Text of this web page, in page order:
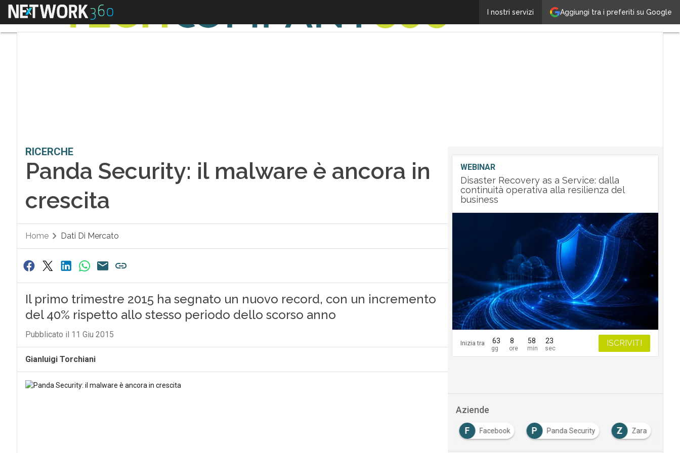
Aggiungi tra i preferiti su Google
I nostri servizi
Menu Panda Security: il malware è ancora in crescitaUltimi
articoli
Tech
RICERCHE
Panda Security: il malware è ancora in
crescita
Home Dati Di Mercato
Il primo trimestre 2015 ha segnato un nuovo record, con un incremento
del 40% rispetto allo stesso periodo dello scorso anno
Pubblicato il 11 Giu 2015
Gianluigi Torchiani
WEBINAR
Disaster Recovery as a Service: dalla
continuità operativa alla resilienza del
business
Inizia tra 63 8 58 22 ISCRIVITI
Aziende
F Facebook P Panda Security Z Zara